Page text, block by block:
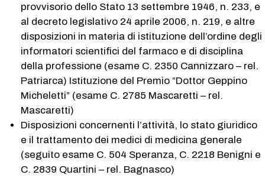
provvisorio dello Stato 13 settembre 1946, n. 233, e
al decreto legislativo 24 aprile 2006, n. 219, e altre
disposizioni in materia di istituzione dell’ordine degli
informatori scientifici del farmaco e di disciplina
della professione (esame C. 2350​ Cannizzaro – rel.
Patriarca) Istituzione del Premio “Dottor Geppino
Micheletti” (esame C. 2785​ Mascaretti – rel.
Mascaretti)
Disposizioni concernenti l’attività, lo stato giuridico
e il trattamento dei medici di medicina generale
(seguito esame C. 504​ Speranza, C. 2218​ Benigni e
C. 2839​ Quartini – rel. Bagnasco)